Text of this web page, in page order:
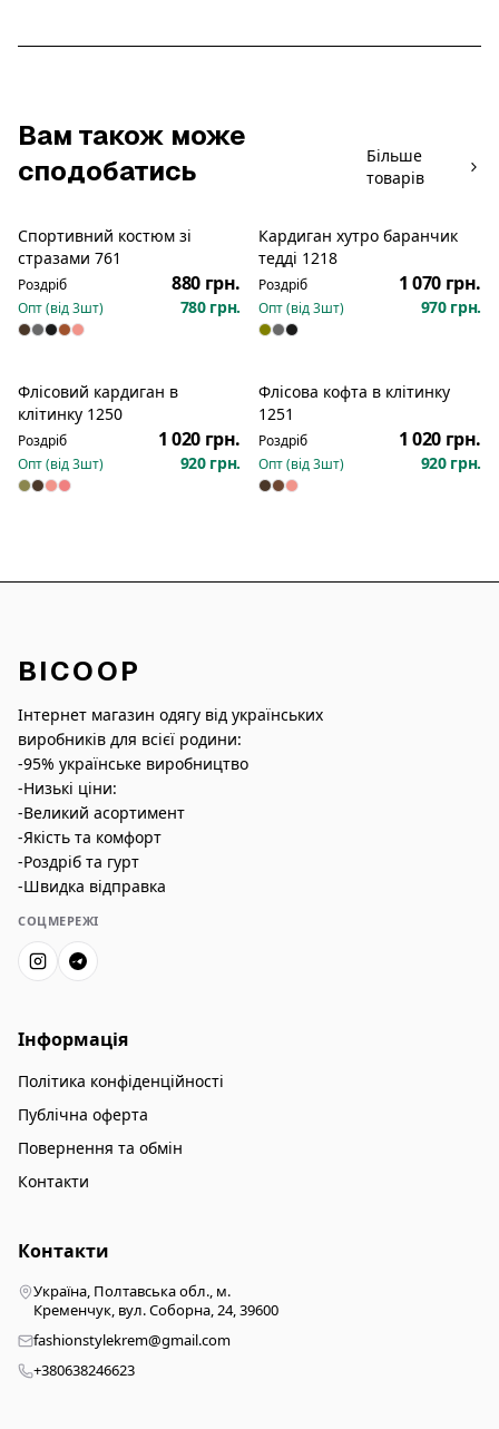
Вам також може
сподобатись
Більше
товарів
Новинка
Спортивний костюм зі
стразами 761
Роздріб 880 грн.
Опт (від3шт) 780 грн.
Новинка
Кардиган хутро баранчик
тедді 1218
Роздріб 1 070 грн.
Опт (від3шт) 970 грн.
Новинка
Флісовий кардиган в
клітинку 1250
Роздріб 1 020 грн.
Опт (від3шт) 920 грн.
Новинка
Флісова кофта в клітинку
1251
Роздріб 1 020 грн.
Опт (від3шт) 920 грн.
BICOOP
Інтернет магазин одягу від українських
виробників для всієї родини:
-95% українське виробництво
-Низькі ціни:
-Великий асортимент
-Якість та комфорт
-Роздріб та гурт
-Швидка відправка
СОЦМЕРЕЖІ
Інформація
Політика конфіденційності
Публічна оферта
Повернення та обмін
Контакти
Контакти
Україна, Полтавська обл., м.
Кременчук, вул. Соборна, 24, 39600
fashionstylekrem@gmail.com
+380638246623